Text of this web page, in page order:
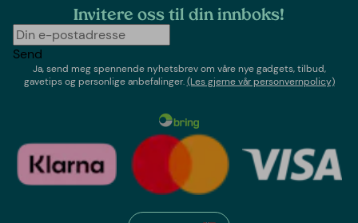
Invitere oss til din innboks!
Send
Ja, send meg spennende nyhetsbrev om våre nye gadgets, tilbud,
gavetips og personlige anbefalinger.(Les gjerne vår personvernpolicy)